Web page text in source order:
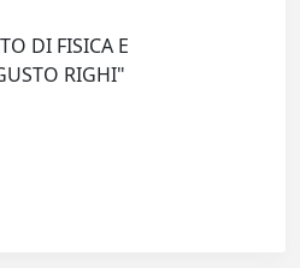
DI FISICA E
RIGHI"